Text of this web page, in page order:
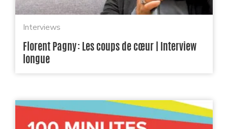
Interviews
Florent Pagny : Les coups de cœur | Interview
longue